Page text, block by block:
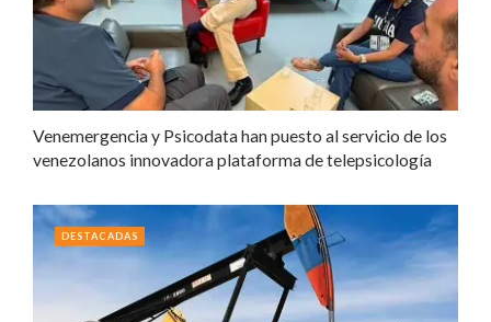
Venemergencia y Psicodata han puesto al servicio de los
venezolanos innovadora plataforma de telepsicología
DESTACADAS